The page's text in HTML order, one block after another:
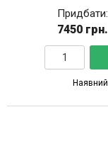
Придбати:
7450 грн.
Наявний